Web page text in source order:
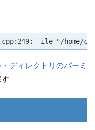
File "/home/
ディレクトリのパーミ
す